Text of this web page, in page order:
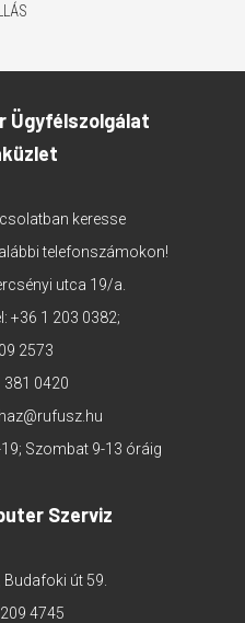
Ügyfélszolgálat
keresse
telefonszámokon!
utca 19/a.
+36 1 203 0382;
2573
381 0420
Szombat 9-13 óráig
Szerviz
út 59.
4745